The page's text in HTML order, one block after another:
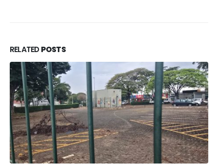
RELATEDPOSTS